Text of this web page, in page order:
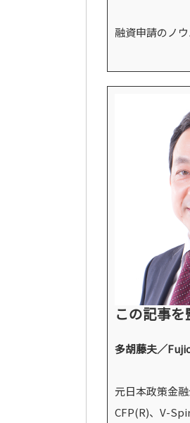
融資申請のノ
この記事
多胡藤夫／
元日本政策金
CFP(R)、V-